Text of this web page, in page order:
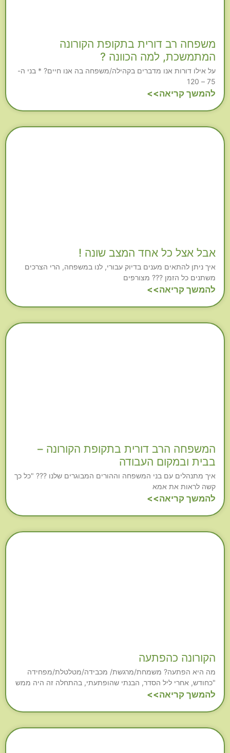
משפחה רב דורית בתקופת הקורונה
המתמשכת, למה הכוונה ?
על אילו דורות אנו מדברים בקהילה/משפחה בה אנו חיים? * בני ה-
75 – 120
להמשך קריאה>>
אבל אצל כל אחד המצב שונה !
איך ניתן להתאים מענים בדיוק עבורי, לנו במשפחה, הרי הצרכים
משתנים כל הזמן ??? מצורפים
להמשך קריאה>>
המשפחה הרב דורית בתקופת הקורונה –
בבית ובמקום העבודה
איך מתנהלים עם בני המשפחה וההורים המבוגרים שלנו ??? "כל כך
קשה לראות את אמא
להמשך קריאה>>
הקורונה כהפתעה
מה היא הפתעה? משמחת/מרגשת/ מכבידה/מטלטלת/מפחידה
"כחודש, אחרי ליל הסדר, הבנתי שהופתעתי, בהתחלה זה היה ממש
להמשך קריאה>>